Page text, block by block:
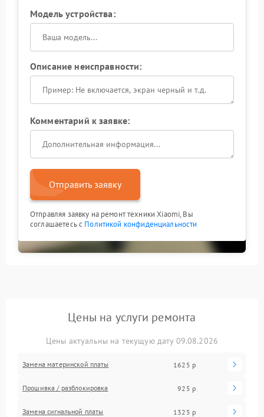
Модель устройства:
Описание неисправности:
Комментарий к заявке:
Отправить заявку
Отправляя заявку на ремонт техники Xiaomi, Вы
соглашаетесь с Политикой конфиденциальности
Цены на услуги ремонта
Цены актуальны на текущую дату 09.08.2026
Замена материнской платы 1625 р
Прошивка / разблокировка 925 р
Замена сигнальной платы 1325 р